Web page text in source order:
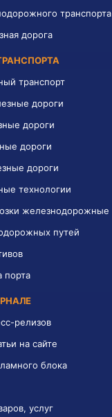
транспорта
дорога
транспорт
дороги
дороги
дороги
дороги
технологии
железнодорожные
путей
порта
релизов
на сайте
блока
услуг